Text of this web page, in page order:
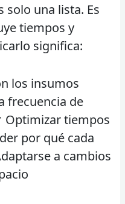
solo una lista. Es
tiempos y
significa:
los insumos
frecuencia de
Optimizar tiempos
por qué cada
a cambios